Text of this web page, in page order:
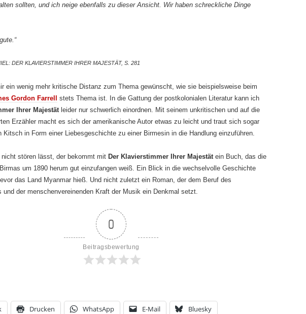
sollten, und ich neige ebenfalls zu dieser Ansicht. Wir haben schreckliche Dinge
DER KLAVIERSTIMMER IHRER MAJESTÄT, S. 281
ein wenig mehr kritische Distanz zum Thema gewünscht, wie sie beispielsweise beim
Gordon Farrell
stets Thema ist. In die Gattung der postkolonialen Literatur kann ich
Ihrer Majestätleider nur schwerlich einordnen. Mit seinem unkritischen und auf die
Erzähler macht es sich der amerikanische Autor etwas zu leicht und traut sich sogar
Kitsch in Form einer Liebesgeschichte zu einer Birmesin in die Handlung einzuführen.
stören lässt, der bekommt mit Der Klavierstimmer Ihrer Majestätein Buch, das die
um 1890 herum gut einzufangen weiß. Ein Blick in die wechselvolle Geschichte
das Land Myanmar hieß. Und nicht zuletzt ein Roman, der dem Beruf des
und der menschenvereinenden Kraft der Musik ein Denkmal setzt.
0
Beitragsbewertung
Drucken WhatsApp E-Mail Bluesky